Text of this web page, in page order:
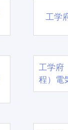
工学
工学
程）電